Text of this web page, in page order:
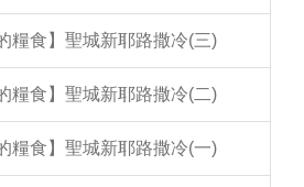
糧食】聖城新耶路撒冷(三)
糧食】聖城新耶路撒冷(二)
糧食】聖城新耶路撒冷(一)